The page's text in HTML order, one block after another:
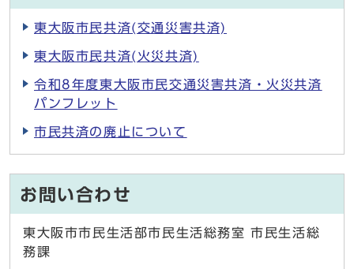
東大阪市民共済(交通災害共済)
東大阪市民共済(火災共済)
令和8年度東大阪市民交通災害共済・火災共済
パンフレット
市民共済の廃止について
お問い合わせ
東大阪市市民生活部市民生活総務室 市民生活総
務課